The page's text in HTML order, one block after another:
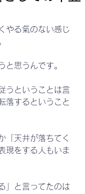
やる氣のない感じ
と思うんです。
うということは言
落するということ
「天井が落ちてく
現をする人もいま
」と言ってたのは